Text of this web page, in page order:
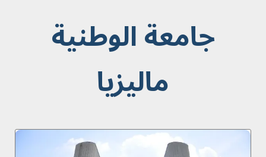
جامعة الوطنية
ماليزيا